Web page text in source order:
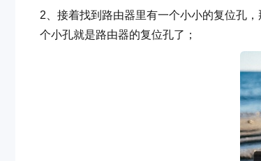
2、接着找到路由器里有一个小小的复位孔
个小孔就是路由器的复位孔了；